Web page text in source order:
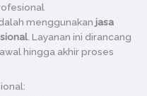
menggunakanjasa
. Layanan ini dirancang
hingga akhir proses